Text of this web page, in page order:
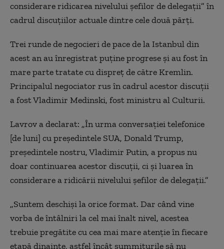
considerare ridicarea nivelului șefilor de delegații” în
cadrul discuțiilor actuale dintre cele două părți.
Trei runde de negocieri de pace de la Istanbul din
acest an au înregistrat puține progrese și au fost în
mare parte tratate cu dispreț de către Kremlin.
Principalul negociator rus în cadrul acestor discuții
a fost Vladimir Medinski, fost ministru alCulturii.
Lavrov a declarat: „În urma conversației telefonice
[de luni] cu președintele SUA, Donald Trump,
președintele nostru, Vladimir Putin, a propus nu
doar continuarea acestor discuții, ci și luarea în
considerare a ridicării nivelului șefilor de delegații.”
„Suntem deschiși la orice format. Dar când vine
vorba de întâlniri la cel mai înalt nivel, acestea
trebuie pregătite cu cea mai mare atenție în fiecare
etapă dinainte, astfel încât summiturile să nu